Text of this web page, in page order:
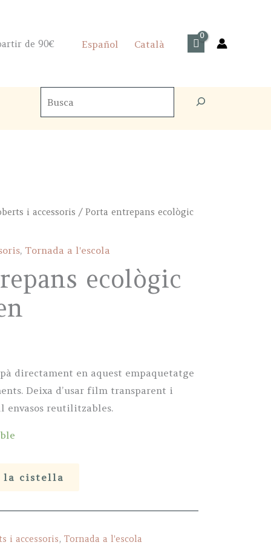
de 90€ Español Català
i accessoris / Porta entrepans ecològic
, Tornada a l'escola
ecològic
directament en aquest empaquetatge
Deixa d’usar film transparent i
envasos reutilitzables.
la cistella
i accessoris,Tornada a l'escola